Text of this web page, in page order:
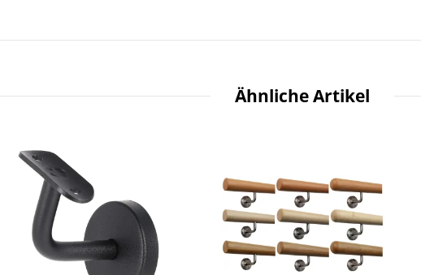
Ähnliche Artikel